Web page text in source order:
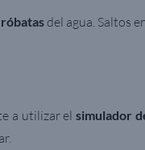
del agua. Saltos
a utilizar el simulador